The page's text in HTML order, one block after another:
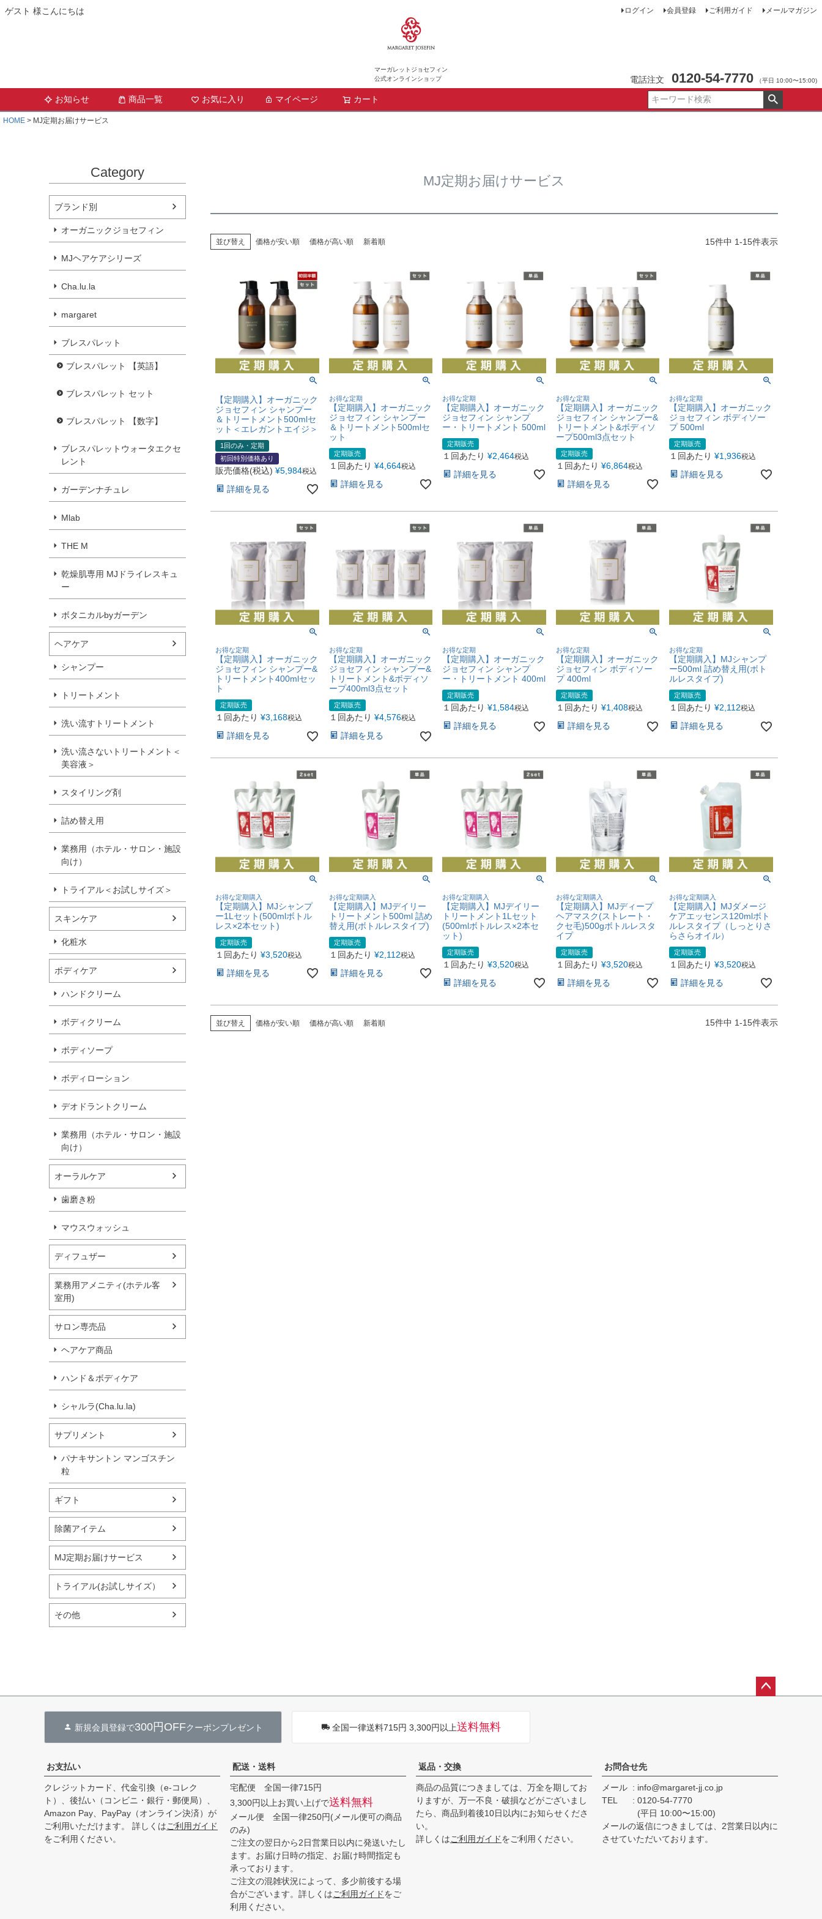
ゲスト 様こんにちは
マーガレットジョセフィン
公式オンラインショップ
ログイン 会員登録 ご利用ガイド メールマガジン
電話注文 0120-54-7770 （平日 10:00〜15:00)
お知らせ 商品一覧 お気に入り マイページ カート
HOME MJ定期お届けサービス
Category
ブランド別
オーガニックジョセフィン
MJヘアケアシリーズ
Cha.lu.la
margaret
ブレスパレット
ブレスパレット 【英語】
ブレスパレット セット
ブレスパレット 【数字】
ブレスパレットウォータエクセ
レント
ガーデンナチュレ
Mlab
THE M
乾燥肌専用 MJドライレスキュ
ー
ボタニカルbyガーデン
ヘアケア
シャンプー
トリートメント
洗い流すトリートメント
洗い流さないトリートメント＜
美容液＞
スタイリング剤
詰め替え用
業務用（ホテル・サロン・施設
向け）
トライアル＜お試しサイズ＞
スキンケア
化粧水
ボディケア
ハンドクリーム
ボディクリーム
ボディソープ
ボディローション
デオドラントクリーム
業務用（ホテル・サロン・施設
向け）
オーラルケア
歯磨き粉
マウスウォッシュ
ディフュザー
業務用アメニティ(ホテル客
室用)
サロン専売品
ヘアケア商品
ハンド＆ボディケア
シャルラ(Cha.lu.la)
サプリメント
パナキサントン マンゴスチン
粒
ギフト
除菌アイテム
MJ定期お届けサービス
トライアル(お試しサイズ）
その他
MJ定期お届けサービス
並び替え 価格が安い順 価格が高い順 新着順 15件中 1-15件表示
【定期購入】オーガニック
ジョセフィン シャンプー
＆トリートメント500mlセ
ット＜エレガントエイジ＞
1回のみ・定期
初回特別価格あり
販売価格(税込) ¥5,984税込
詳細を見る
お得な定期
【定期購入】オーガニック
ジョセフィン シャンプー
＆トリートメント500mlセ
ット
定期販売
１回あたり ¥4,664税込
詳細を見る
お得な定期
【定期購入】オーガニック
ジョセフィン シャンプ
ー・トリートメント 500ml
定期販売
１回あたり ¥2,464税込
詳細を見る
お得な定期
【定期購入】オーガニック
ジョセフィン シャンプー&
トリートメント&ボディソ
ープ500ml3点セット
定期販売
１回あたり ¥6,864税込
詳細を見る
お得な定期
【定期購入】オーガニック
ジョセフィン ボディソー
プ 500ml
定期販売
１回あたり ¥1,936税込
詳細を見る
お得な定期
【定期購入】オーガニック
ジョセフィン シャンプー&
トリートメント400mlセッ
ト
定期販売
１回あたり ¥3,168税込
詳細を見る
お得な定期
【定期購入】オーガニック
ジョセフィン シャンプー&
トリートメント&ボディソ
ープ400ml3点セット
定期販売
１回あたり ¥4,576税込
詳細を見る
お得な定期
【定期購入】オーガニック
ジョセフィン シャンプ
ー・トリートメント 400ml
定期販売
１回あたり ¥1,584税込
詳細を見る
お得な定期
【定期購入】オーガニック
ジョセフィン ボディソー
プ 400ml
定期販売
１回あたり ¥1,408税込
詳細を見る
お得な定期
【定期購入】MJシャンプ
ー500ml 詰め替え用(ボト
ルレスタイプ)
定期販売
１回あたり ¥2,112税込
詳細を見る
お得な定期購入
【定期購入】MJシャンプ
ー1Lセット(500mlボトル
レス×2本セット)
定期販売
１回あたり ¥3,520税込
詳細を見る
お得な定期購入
【定期購入】MJデイリー
トリートメント500ml 詰め
替え用(ボトルレスタイプ)
定期販売
１回あたり ¥2,112税込
詳細を見る
お得な定期購入
【定期購入】MJデイリー
トリートメント1Lセット
(500mlボトルレス×2本セ
ット)
定期販売
１回あたり ¥3,520税込
詳細を見る
お得な定期購入
【定期購入】MJディープ
ヘアマスク(ストレート・
クセ毛)500gボトルレスタ
イプ
定期販売
１回あたり ¥3,520税込
詳細を見る
お得な定期購入
【定期購入】MJダメージ
ケアエッセンス120mlボト
ルレスタイプ（しっとりさ
らさらオイル）
定期販売
１回あたり ¥3,520税込
詳細を見る
並び替え 価格が安い順 価格が高い順 新着順 15件中 1-15件表示
新規会員登録で300円OFFクーポンプレゼント 全国一律送料715円 3,300円以上送料無料
お支払い
クレジットカード、代金引換（e-コレク
ト）、後払い（コンビニ・銀行・郵便局）、
Amazon Pay、PayPay（オンライン決済）が
ご利用いただけます。 詳しくはご利用ガイド
をご利用ください。
配送・送料
宅配便 全国一律715円
3,300円以上お買い上げで送料無料
メール便 全国一律250円(メール便可の商品
のみ)
ご注文の翌日から2日営業日以内に発送いたし
ます。お届け日時の指定、お届け時間指定も
承っております。
ご注文の混雑状況によって、多少前後する場
合がございます。詳しくはご利用ガイドをご
利用ください。
返品・交換
商品の品質につきましては、万全を期してお
りますが、万一不良・破損などがございまし
たら、商品到着後10日以内にお知らせくださ
い。
詳しくはご利用ガイドをご利用ください。
お問合せ先
メール
info@margaret-jj.co.jp
TEL
0120-54-7770
(平日 10:00〜15:00)
メールの返信につきましては、2営業日以内に
させていただいております。